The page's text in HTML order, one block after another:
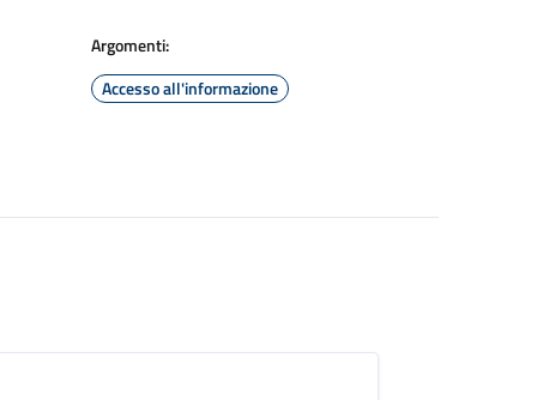
Argomenti:
Accesso all'informazione